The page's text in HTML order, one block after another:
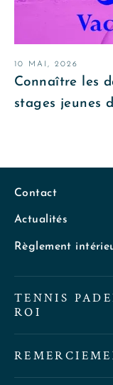
10 MAI, 2026
Connaître les
stages jeunes
Contact
Actualités
Règlement
TENNIS
ROI